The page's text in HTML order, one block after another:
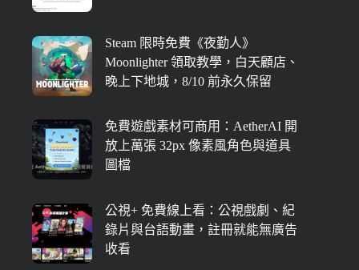
Steam 限時免費《夜勤人》
Moonlighter 領取教學，白天顧店、
晚上下地城，8/10 前永久保留
免費遊戲素材可商用：AetherAI 開
放上萬張 32px 像素風角色與道具
圖檔
公視+ 免費線上看：公視戲劇、紀
錄片與台語動畫，註冊就能無廣告
收看